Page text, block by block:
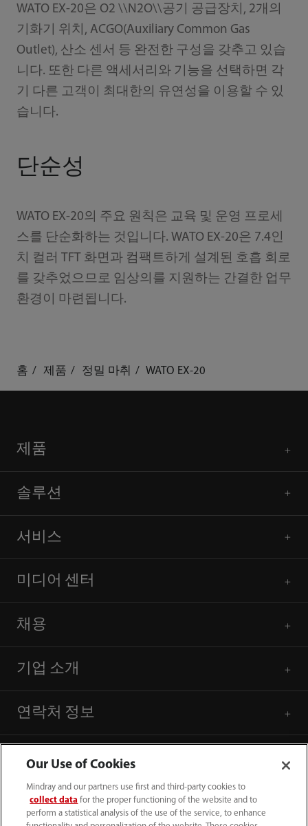
WATO EX-20은 O2 \\N2O\\공기 공급장치, 2개의
기화기 위치, ACGO(Auxiliary Common Gas
Outlet), 산소 센서 등 완전한 구성을 갖추고 있습
니다. 또한 다른 액세서리와 기능을 선택하면 각
기 다른 고객이 최대한의 유연성을 이용할 수 있
습니다.
단순성
WATO EX-20의 주요 원칙은 교육 및 운영 프로세
스를 단순화하는 것입니다. WATO EX-20은 7.4인
치 컬러 TFT 화면과 컴팩트하게 설계된 호흡 회로
를 갖추었으므로 임상의를 지원하는 간결한 업무
환경이 마련됩니다.
홈 제품 정밀 마취 WATO EX-20
제품
솔루션
서비스
미디어 센터
채용
기업 소개
연락처 정보
Our Use of Cookies
Mindray and our partners use first and third-party cookies to
collect data for the proper functioning of the website and to
perform a statistical analysis of the use of the service, to enhance